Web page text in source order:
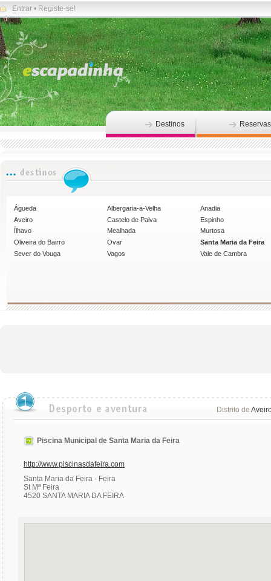
Entrar • Registe-se!
Destinos Reservas
Águeda Albergaria-a-Velha
Anadia
Aveiro
Castelo de Paiva
Espinho
Ílhavo
Mealhada
Murtosa
Oliveira do Bairro
Ovar
Santa Maria da Feira
Sever do Vouga
Vagos Vale de Cambra
Distrito de
Piscina Municipal de Santa Maria da Feira
http://www.piscinasdafeira.com
Santa Maria da Feira - Feira
St Mª Feira
4520 SANTA MARIA DA FEIRA